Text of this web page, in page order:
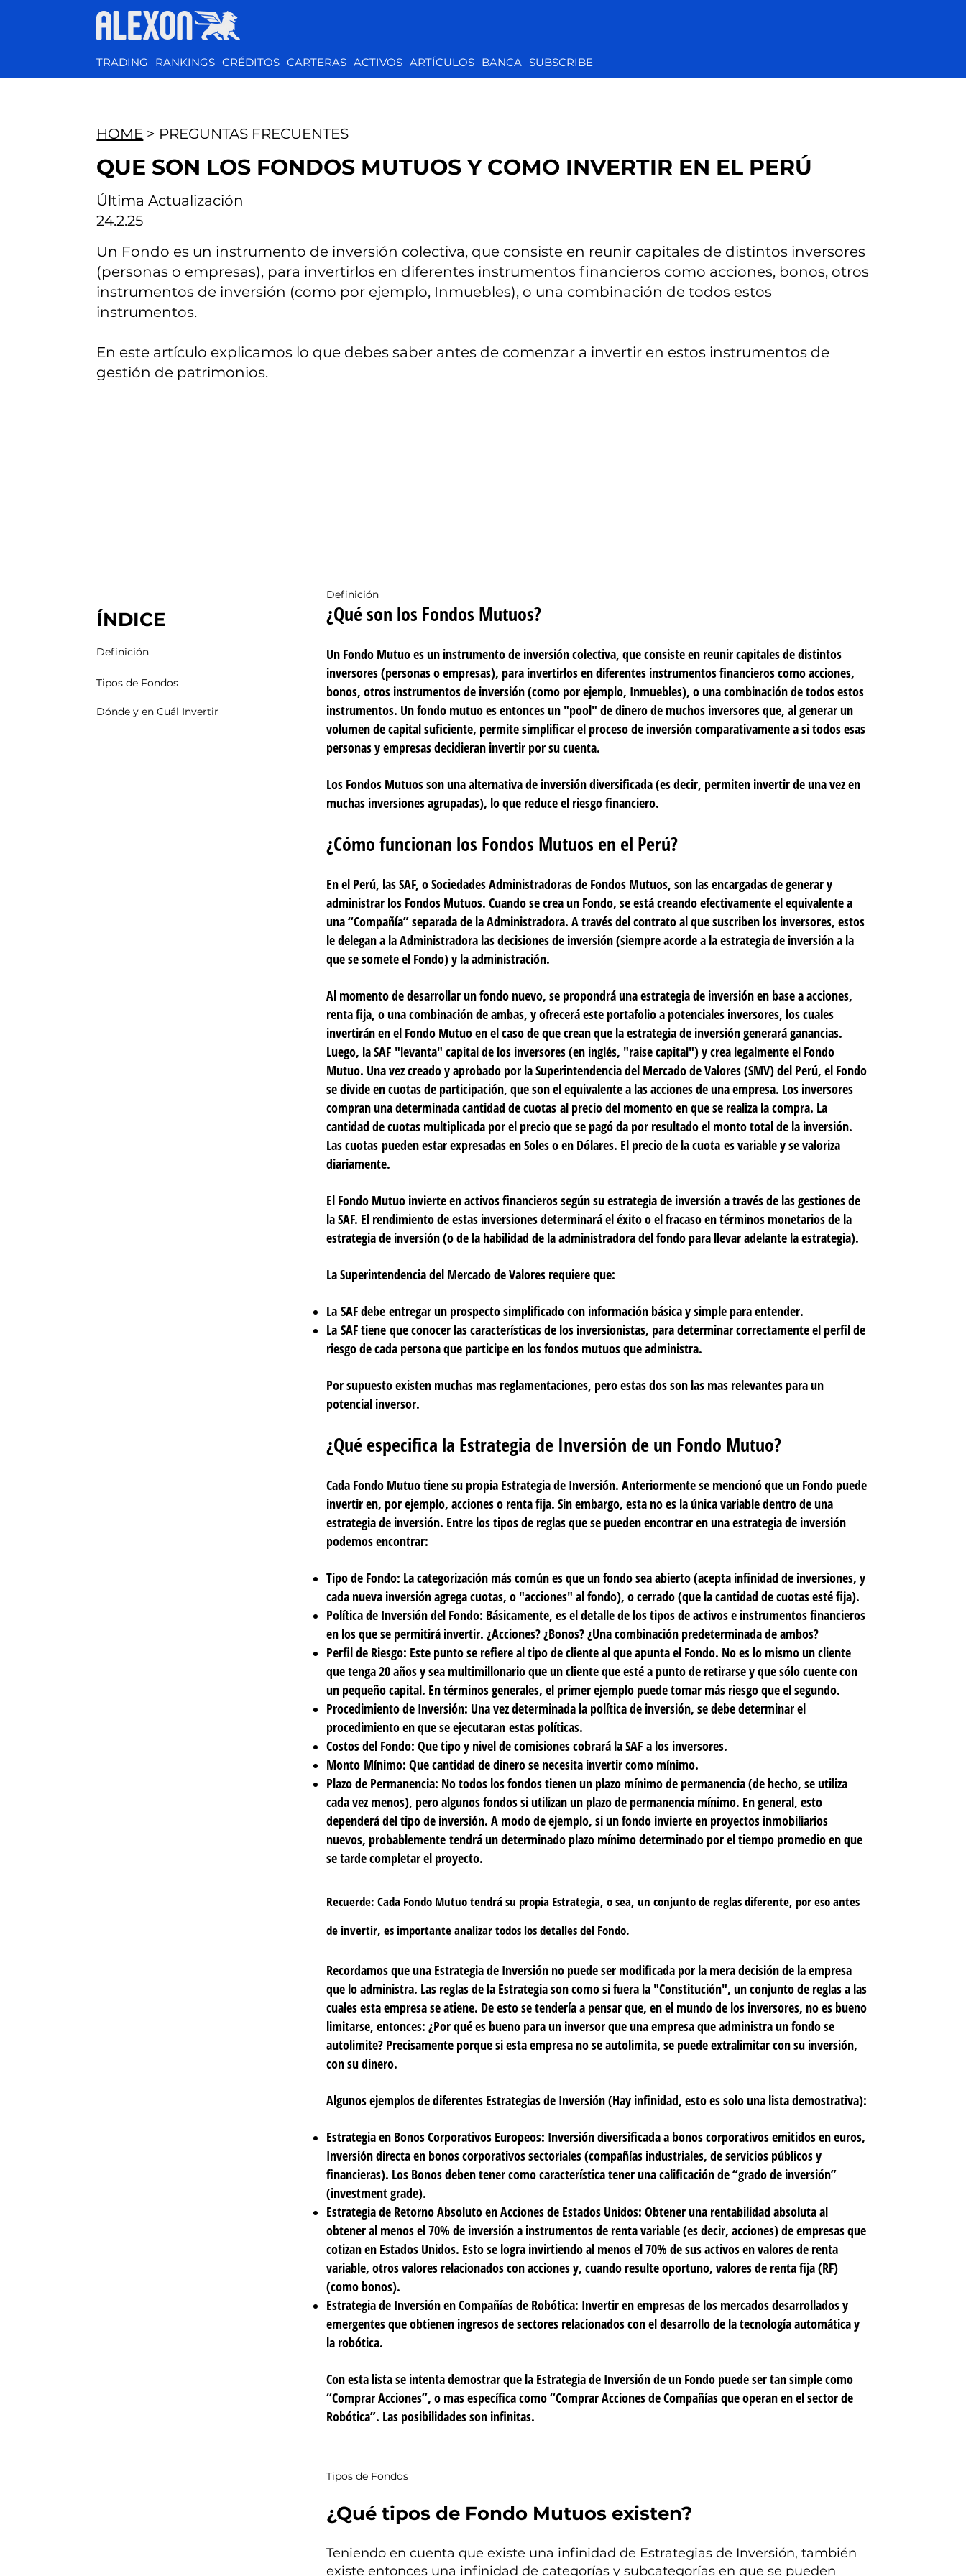
TRADING RANKINGS CRÉDITOS CARTERAS ACTIVOS ARTÍCULOS BANCA SUBSCRIBE
Tipos de Fondos
¿Qué tipos de Fondo Mutuos existen?
Teniendo en cuenta que existe una infinidad de Estrategias de Inversión, también
existe entonces una infinidad de categorías y subcategorías en que se pueden
Definición
¿Qué son los Fondos Mutuos?
Un Fondo Mutuo es un instrumento de inversión colectiva, que consiste en reunir capitales de distintos
inversores (personas o empresas), para invertirlos en diferentes instrumentos financieros como acciones,
bonos, otros instrumentos de inversión (como por ejemplo, Inmuebles), o una combinación de todos estos
instrumentos. Un fondo mutuo es entonces un "pool" de dinero de muchos inversores que, al generar un
volumen de capital suficiente, permite simplificar el proceso de inversión comparativamente a si todos esas
personas y empresas decidieran invertir por su cuenta.
Los Fondos Mutuos son una alternativa de inversión diversificada (es decir, permiten invertir de una vez en
muchas inversiones agrupadas), lo que reduce el riesgo financiero.
¿Cómo funcionan los Fondos Mutuos en el Perú?
En el Perú, las SAF, o Sociedades Administradoras de Fondos Mutuos, son las encargadas de generar y
administrar los Fondos Mutuos. Cuando se crea un Fondo, se está creando efectivamente el equivalente a
una “Compañía” separada de la Administradora. A través del contrato al que suscriben los inversores, estos
le delegan a la Administradora las decisiones de inversión (siempre acorde a la estrategia de inversión a la
que se somete el Fondo) y la administración.
Al momento de desarrollar un fondo nuevo, se propondrá una estrategia de inversión en base a acciones,
renta fija, o una combinación de ambas, y ofrecerá este portafolio a potenciales inversores, los cuales
invertirán en el Fondo Mutuo en el caso de que crean que la estrategia de inversión generará ganancias.
Luego, la SAF "levanta" capital de los inversores (en inglés, "raise capital") y crea legalmente el Fondo
Mutuo. Una vez creado y aprobado por la Superintendencia del Mercado de Valores (SMV) del Perú, el Fondo
se divide en cuotas de participación, que son el equivalente a las acciones de una empresa. Los inversores
compran una determinada cantidad de cuotas al precio del momento en que se realiza la compra. La
cantidad de cuotas multiplicada por el precio que se pagó da por resultado el monto total de la inversión.
Las cuotas pueden estar expresadas en Soles o en Dólares. El precio de la cuota es variable y se valoriza
diariamente.
El Fondo Mutuo invierte en activos financieros según su estrategia de inversión a través de las gestiones de
la SAF. El rendimiento de estas inversiones determinará el éxito o el fracaso en términos monetarios de la
estrategia de inversión (o de la habilidad de la administradora del fondo para llevar adelante la estrategia).
La Superintendencia del Mercado de Valores requiere que:
La SAF debe entregar un prospecto simplificado con información básica y simple para entender.
La SAF tiene que conocer las características de los inversionistas, para determinar correctamente el perfil de
riesgo de cada persona que participe en los fondos mutuos que administra.
Por supuesto existen muchas mas reglamentaciones, pero estas dos son las mas relevantes para un
potencial inversor.
¿Qué especifica la Estrategia de Inversión de un Fondo Mutuo?
Cada Fondo Mutuo tiene su propia Estrategia de Inversión. Anteriormente se mencionó que un Fondo puede
invertir en, por ejemplo, acciones o renta fija. Sin embargo, esta no es la única variable dentro de una
estrategia de inversión. Entre los tipos de reglas que se pueden encontrar en una estrategia de inversión
podemos encontrar:
Tipo de Fondo: La categorización más común es que un fondo sea abierto (acepta infinidad de inversiones, y
cada nueva inversión agrega cuotas, o "acciones" al fondo), o cerrado (que la cantidad de cuotas esté fija).
Política de Inversión del Fondo: Básicamente, es el detalle de los tipos de activos e instrumentos financieros
en los que se permitirá invertir. ¿Acciones? ¿Bonos? ¿Una combinación predeterminada de ambos?
Perfil de Riesgo: Este punto se refiere al tipo de cliente al que apunta el Fondo. No es lo mismo un cliente
que tenga 20 años y sea multimillonario que un cliente que esté a punto de retirarse y que sólo cuente con
un pequeño capital. En términos generales, el primer ejemplo puede tomar más riesgo que el segundo.
Procedimiento de Inversión: Una vez determinada la política de inversión, se debe determinar el
procedimiento en que se ejecutaran estas políticas.
Costos del Fondo: Que tipo y nivel de comisiones cobrará la SAF a los inversores.
Monto Mínimo: Que cantidad de dinero se necesita invertir como mínimo.
Plazo de Permanencia: No todos los fondos tienen un plazo mínimo de permanencia (de hecho, se utiliza
cada vez menos), pero algunos fondos si utilizan un plazo de permanencia mínimo. En general, esto
dependerá del tipo de inversión. A modo de ejemplo, si un fondo invierte en proyectos inmobiliarios
nuevos, probablemente tendrá un determinado plazo mínimo determinado por el tiempo promedio en que
se tarde completar el proyecto.
Recuerde: Cada Fondo Mutuo tendrá su propia Estrategia, o sea, un conjunto de reglas diferente, por eso antes
de invertir, es importante analizar todos los detalles del Fondo.
Recordamos que una Estrategia de Inversión no puede ser modificada por la mera decisión de la empresa
que lo administra. Las reglas de la Estrategia son como si fuera la "Constitución", un conjunto de reglas a las
cuales esta empresa se atiene. De esto se tendería a pensar que, en el mundo de los inversores, no es bueno
limitarse, entonces: ¿Por qué es bueno para un inversor que una empresa que administra un fondo se
autolimite? Precisamente porque si esta empresa no se autolimita, se puede extralimitar con su inversión,
con su dinero.
Algunos ejemplos de diferentes Estrategias de Inversión (Hay infinidad, esto es solo una lista demostrativa):
Estrategia en Bonos Corporativos Europeos: Inversión diversificada a bonos corporativos emitidos en euros,
Inversión directa en bonos corporativos sectoriales (compañías industriales, de servicios públicos y
financieras). Los Bonos deben tener como característica tener una calificación de “grado de inversión”
(investment grade).
Estrategia de Retorno Absoluto en Acciones de Estados Unidos:Obtener una rentabilidad absoluta al
obtener al menos el 70% de inversión a instrumentos de renta variable (es decir, acciones) de empresas que
cotizan en Estados Unidos. Esto se logra invirtiendo al menos el 70% de sus activos en valores de renta
variable, otros valores relacionados con acciones y, cuando resulte oportuno, valores de renta fija (RF)
(como bonos).
Estrategia de Inversión en Compañías de Robótica: Invertir en empresas de los mercados desarrollados y
emergentes que obtienen ingresos de sectores relacionados con el desarrollo de la tecnología automática y
la robótica.
Con esta lista se intenta demostrar que la Estrategia de Inversión de un Fondo puede ser tan simple como
“Comprar Acciones”, o mas específica como “Comprar Acciones de Compañías que operan en el sector de
Robótica”. Las posibilidades son infinitas.
ÍNDICE
Definición
Tipos de Fondos
Dónde y en Cuál Invertir
Última Actualización
24.2.25
HOME > PREGUNTAS FRECUENTES
QUE SON LOS FONDOS MUTUOS Y COMO INVERTIR EN EL PERÚ
Un Fondo es un instrumento de inversión colectiva, que consiste en reunir capitales de distintos inversores
(personas o empresas), para invertirlos en diferentes instrumentos financieros como acciones, bonos, otros
instrumentos de inversión (como por ejemplo, Inmuebles), o una combinación de todos estos
instrumentos.
En este artículo explicamos lo que debes saber antes de comenzar a invertir en estos instrumentos de
gestión de patrimonios.